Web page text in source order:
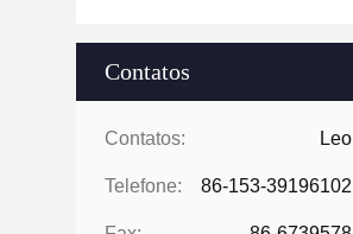
Contatos
Contatos: Leo
Telefone: 86-153-39196102